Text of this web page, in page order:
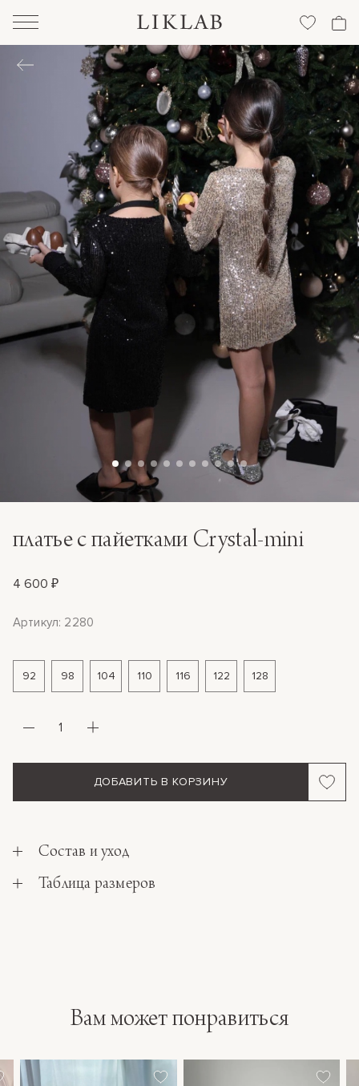
платье с пайетками Crystal-mini
4 600 ₽
Артикул: 2280
92 98 104 110 116 122 128
ДОБАВИТЬ В КОРЗИНУ
Состав и уход
Таблица размеров
Вам может понравиться